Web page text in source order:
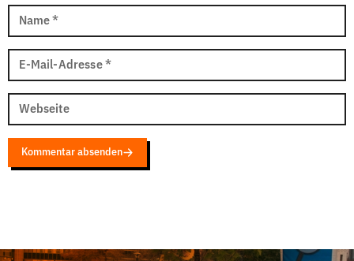
Name *
E-Mail-Adresse *
Webseite
Kommentar absenden